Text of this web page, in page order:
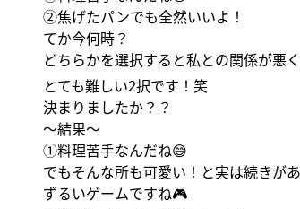
②焦げたパンでも全然いいよ！
てか今何時？
どちらかを選択すると私との関係が悪
とても難しい2択です！笑
決まりましたか？？
〜結果〜
①料理苦手なんだね😅
でもそんな所も可愛い！と実は続きが
ずるいゲームですね🎮